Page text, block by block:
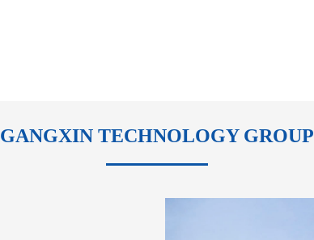
GANGXIN TECHNOLOGY GROUP